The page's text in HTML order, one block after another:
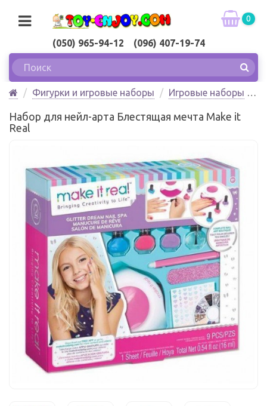
(050) 965-94-12 (096) 407-19-74
0
Фигурки и игровые наборы
Игровые наборы
Набор для нейл-арта Блестящая мечта Make it
Real